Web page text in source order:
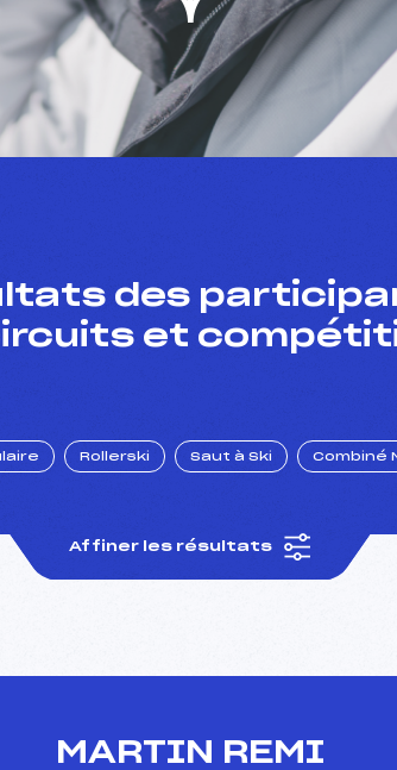
des
et
Rollerski Saut à Ski Combiné
Affiner les résultats
MARTIN REMI